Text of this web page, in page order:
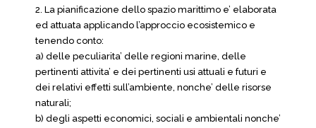
2. La pianificazione dello spazio marittimo e’ elaborata
ed attuata applicando l’approccio ecosistemico e
tenendo conto:
a) delle peculiarita’ delle regioni marine, delle
pertinenti attivita’ e dei pertinenti usi attuali e futuri e
dei relativi effetti sull’ambiente, nonche’ delle risorse
naturali;
b) degli aspetti economici, sociali e ambientali nonche’